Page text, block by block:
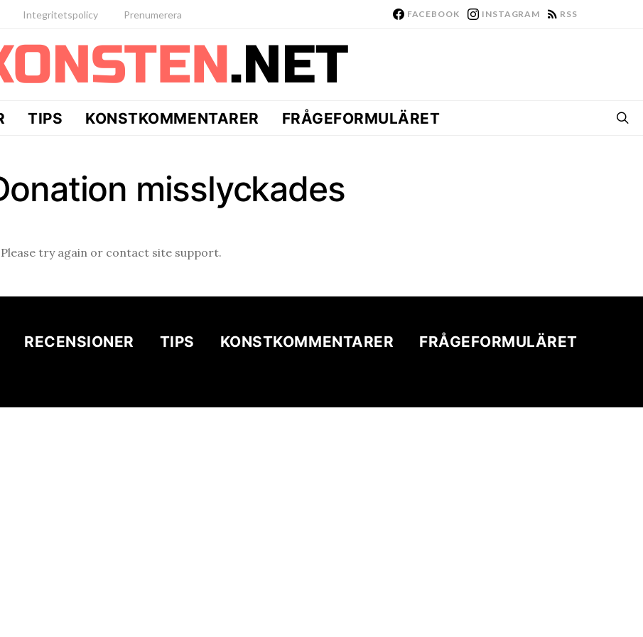
Integritetspolicy Prenumerera FACEBOOK INSTAGRAM RSS
TIPS KONSTKOMMENTARER FRÅGEFORMULÄRET
misslyckades
try again or contact site support.
RECENSIONER TIPS KONSTKOMMENTARER FRÅGEFORMULÄRET